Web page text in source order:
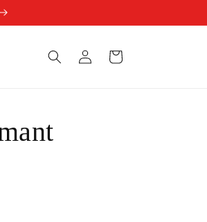
Conectați-
Coș